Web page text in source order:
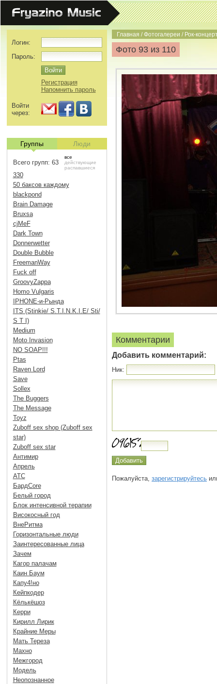
Главная /Фотогалереи / Рок-
Фото 93 из 110
Комментарии
Добавить комментарий:
Ник:
Пожалуйста, зарегистрируйтесь
Логин:
Пароль:
Регистрация
Напомнить пароль
Войти
через:
Группы Люди
Всего групп: 63
все
действующие
распавшиеся
330
50 баксов каждому
blackpond
Brain Damage
Bruxsa
cjMeF
Dark Town
Donnerwetter
Double Bubble
FreemanWay
Fuck off
GroovyZappa
Homo Vulgaris
IPHONE-и-Рында
ITS (Stinkie/ S.T.I.N.K.I.E/ Sti/
S T I)
Medium
Moto Invasion
NO SOAP!!!
Ptas
Raven Lord
Save
Sollex
The Buggers
The Message
Toyz
Zuboff sex shop (Zuboff sex
star)
Zuboff sex star
Антимир
Апрель
АТС
БардCore
Белый город
Блок интенсивной терапии
Високосный год
ВнеРитма
Горизонтальные люди
Заинтересованные лица
Зачем
Кагор палачам
Каин Баум
Капу4!но
Кейпкодер
Кёлькёшоз
Керри
Кирилл Лирик
Крайние Меры
Мать Тереза
Махно
Межгород
Модель
Неопознанное